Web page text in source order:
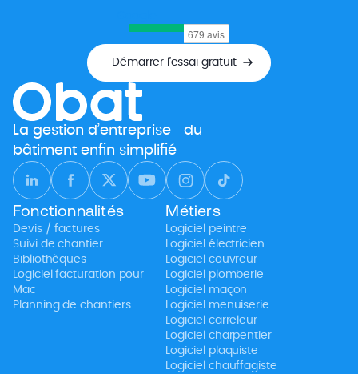
Démarrer l’essai gratuit
La gestion d’entreprise du
bâtiment enfin simplifié
Fonctionnalités
Devis / factures
Suivi de chantier
Bibliothèques
Logiciel facturation pour
Mac
Planning de chantiers
Métiers
Logiciel peintre
Logiciel électricien
Logiciel couvreur
Logiciel plomberie
Logiciel maçon
Logiciel menuiserie
Logiciel carreleur
Logiciel charpentier
Logiciel plaquiste
Logiciel chauffagiste